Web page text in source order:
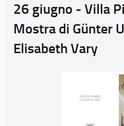
26 giugno - Villa
Mostra di Günter
Elisabeth Vary